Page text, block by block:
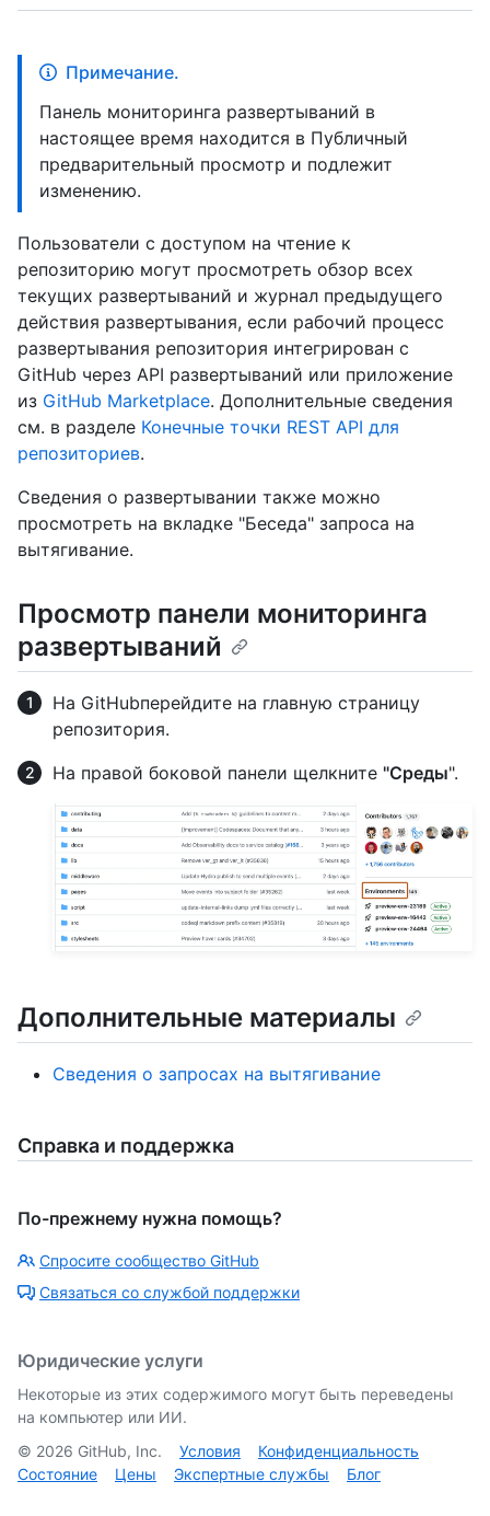
Примечание.
Панель мониторинга развертываний в
настоящее время находится в Публичный
предварительный просмотр и подлежит
изменению.
Пользователи с доступом на чтение к
репозиторию могут просмотреть обзор всех
текущих развертываний и журнал предыдущего
действия развертывания, если рабочий процесс
развертывания репозитория интегрирован с
GitHub через API развертываний или приложение
из GitHub Marketplace. Дополнительные сведения
см. в разделе Конечные точки REST API для
репозиториев.
Сведения о развертывании также можно
просмотреть на вкладке "Беседа" запроса на
вытягивание.
Просмотр панели мониторинга
развертываний
На GitHubперейдите на главную страницу
репозитория.
На правой боковой панели щелкните "Среды".
Дополнительные материалы
Сведения о запросах на вытягивание
Справка и поддержка
По-прежнему нужна помощь?
Спросите сообщество GitHub
Связаться со службой поддержки
Юридические услуги
Некоторые из этих содержимого могут быть переведены
на компьютер или ИИ.
© 2026 GitHub, Inc. Условия
Конфиденциальность
Состояние
Цены Экспертные службы Блог